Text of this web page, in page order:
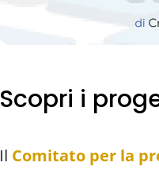
Scopri i
Il Comitato per la